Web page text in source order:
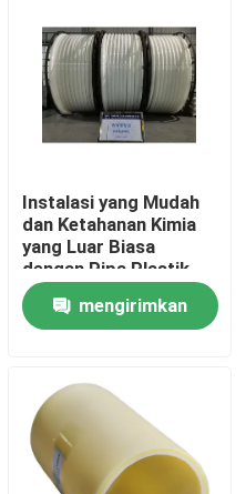
Instalasi yang Mudah
dan Ketahanan Kimia
yang Luar Biasa
dengan Pipa Plastik
yang Diperkuat Serat
Kaca
mengirimkan